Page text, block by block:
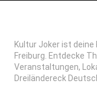
Kultur Joker ist
Freiburg. Entdecke
Veranstaltungen,
Dreiländereck